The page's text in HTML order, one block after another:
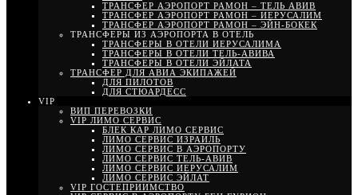
ТРАНСФЕР АЭРОПОРТ РАМОН – ТЕЛЬ АВИВ
ТРАНСФЕР АЭРОПОРТ РАМОН – ИЕРУСАЛИМ
ТРАНСФЕР АЭРОПОРТ РАМОН – ЭЙН-БОКЕК
ТРАНСФЕРЫ ИЗ АЭРОПОРТА В ОТЕЛЬ
ТРАНСФЕРЫ В ОТЕЛИ ИЕРУСАЛИМА
ТРАНСФЕРЫ В ОТЕЛИ ТЕЛЬ-АВИВА
ТРАНСФЕРЫ В ОТЕЛИ ЭЙЛАТА
ТРАНСФЕР ДЛЯ АВИА ЭКИПАЖЕЙ
ДЛЯ ПИЛОТОВ
ДЛЯ СТЮАРДЕСС
VIP
ВИП ПЕРЕВОЗКИ
VIP ЛИМО СЕРВИС
БЛЕК КАР ЛИМО СЕРВИС
ЛИМО СЕРВИС ИЗРАИЛЬ
ЛИМО СЕРВИС В АЭРОПОРТУ
ЛИМО СЕРВИС ТЕЛЬ-АВИВ
ЛИМО СЕРВИС ИЕРУСАЛИМ
ЛИМО СЕРВИС ЭЙЛАТ
VIP ГОСТЕПРИИМСТВО